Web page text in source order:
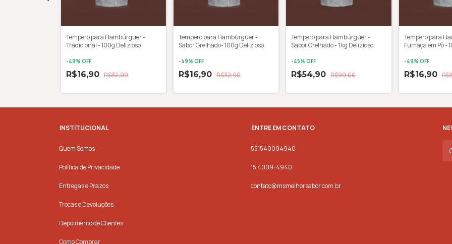
Tempero para Hambúrguer -
Tradicional - 100g Delizioso
-49% OFF
R$16,90 R$32,90
Tempero para Hambúrguer -
Sabor Grelhado- 100g Delizioso
-49% OFF
R$16,90 R$32,90
Tempero para Hambúrguer -
Sabor Grelhado - 1 kg Delizioso
-45% OFF
R$54,90 R$99,00
Tempero para
Fumaça em Pó -
-49% OFF
R$16,90
INSTITUCIONAL
Quem Somos
Política de Privacidade
Entregas e Prazos
Trocas e Devoluções
Depoimento de Clientes
Como Comprar
ENTRE EM CONTATO
551540094940
15 4009-4940
contato@msmelhorsabor.com.br